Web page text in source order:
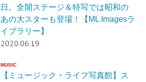
日。全開ステージ＆特写では昭和の
あの大スターも登場！【ML Imagesラ
イブラリー】
2020.06.19
MUSIC
【ミュージック・ライフ写真館】ス